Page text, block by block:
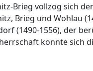
Brieg vollzog sich
Brieg und Wohlau
(1490-1556), der
konnte sich